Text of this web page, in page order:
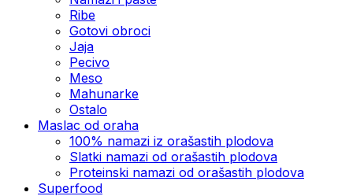
Ribe
Gotovi obroci
Jaja
Pecivo
Meso
Mahunarke
Ostalo
Maslac od oraha
100% namazi iz orašastih plodova
Slatki namazi od orašastih plodova
Proteinski namazi od orašastih plodova
Superfood